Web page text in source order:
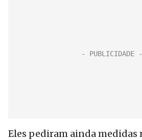
Eles pediram ainda medidas